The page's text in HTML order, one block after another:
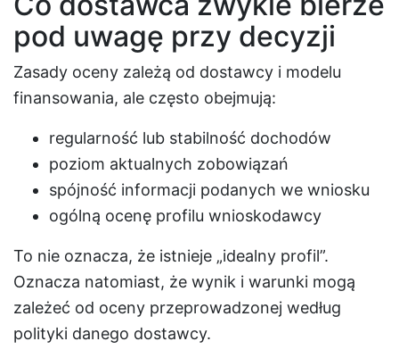
pod uwagę przy decyzji
Zasady oceny zależą od dostawcy i modelu
finansowania, ale często obejmują:
regularność lub stabilność dochodów
poziom aktualnych zobowiązań
spójność informacji podanych we wniosku
ogólną ocenę profilu wnioskodawcy
To nie oznacza, że istnieje „idealny profil”.
Oznacza natomiast, że wynik i warunki mogą
zależeć od oceny przeprowadzonej według
polityki danego dostawcy.